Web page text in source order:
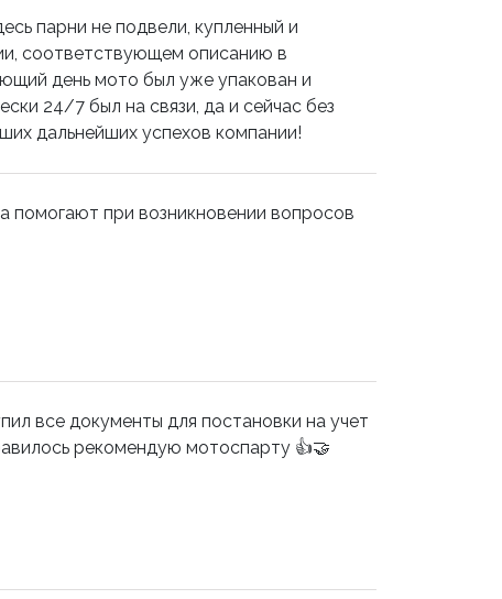
парни не подвели, купленный и
соответствующем описанию в
день мото был уже упакован и
24/7 был на связи, да и сейчас без
дальнейших успехов компании!
помогают при возникновении вопросов
все документы для постановки на учет
рекомендую мотоспарту 👍🤝